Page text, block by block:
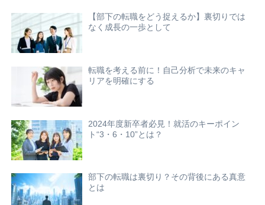
【部下の転職をどう捉えるか】裏切りでは
なく成長の一歩として
転職を考える前に！自己分析で未来のキャ
リアを明確にする
2024年度新卒者必見！就活のキーポイン
ト“3・6・10”とは？
部下の転職は裏切り？その背後にある真意
とは